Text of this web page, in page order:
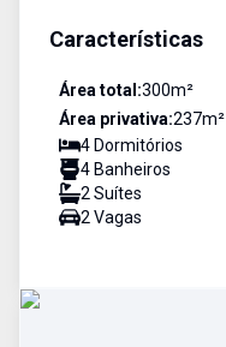
Características
Área total:300m²
Área privativa:237m²
4 Dormitórios
4 Banheiros
2 Suítes
2 Vagas